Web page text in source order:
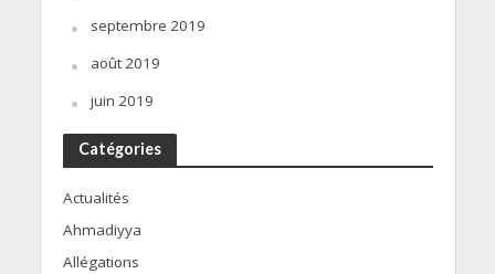
septembre 2019
août 2019
juin 2019
Catégories
Actualités
Ahmadiyya
Allégations